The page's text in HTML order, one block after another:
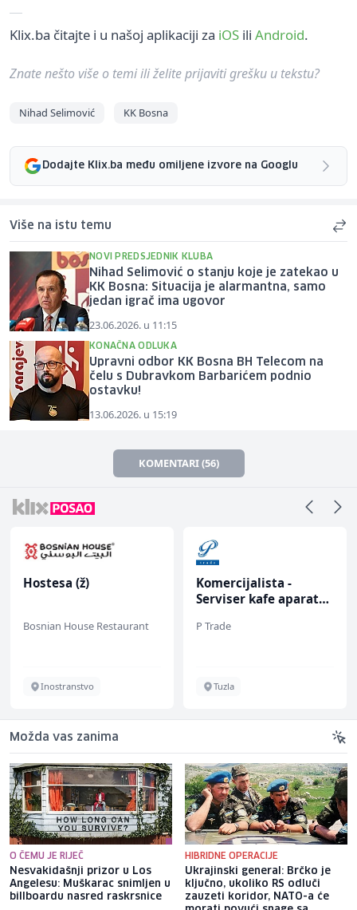
Klix.ba čitajte i u našoj aplikaciji za iOS ili Android.
Znate nešto više o temi ili želite prijaviti grešku u tekstu?
Nihad Selimović KK Bosna
Dodajte Klix.ba među omiljene izvore na Googlu
Više na istu temu
NOVI PREDSJEDNIK KLUBA
Nihad Selimović o stanju koje je zatekao u
KK Bosna: Situacija je alarmantna, samo
jedan igrač ima ugovor
23.06.2026. u 11:15
KONAČNA ODLUKA
Upravni odbor KK Bosna BH Telecom na
čelu s Dubravkom Barbarićem podnio
ostavku!
13.06.2026. u 15:19
KOMENTARI (56)
Hostesa (ž)
Bosnian House Restaurant
Inostranstvo
Komercijalista -
Serviser kafe aparata
P Trade
Tuzla
Možda vas zanima
O ČEMU JE RIJEČ
Nesvakidašnji prizor u Los
Angelesu: Muškarac snimljen u
billboardu nasred raskrsnice
HIBRIDNE OPERACIJE
Ukrajinski general: Brčko je
ključno, ukoliko RS odluči
zauzeti koridor, NATO-a će